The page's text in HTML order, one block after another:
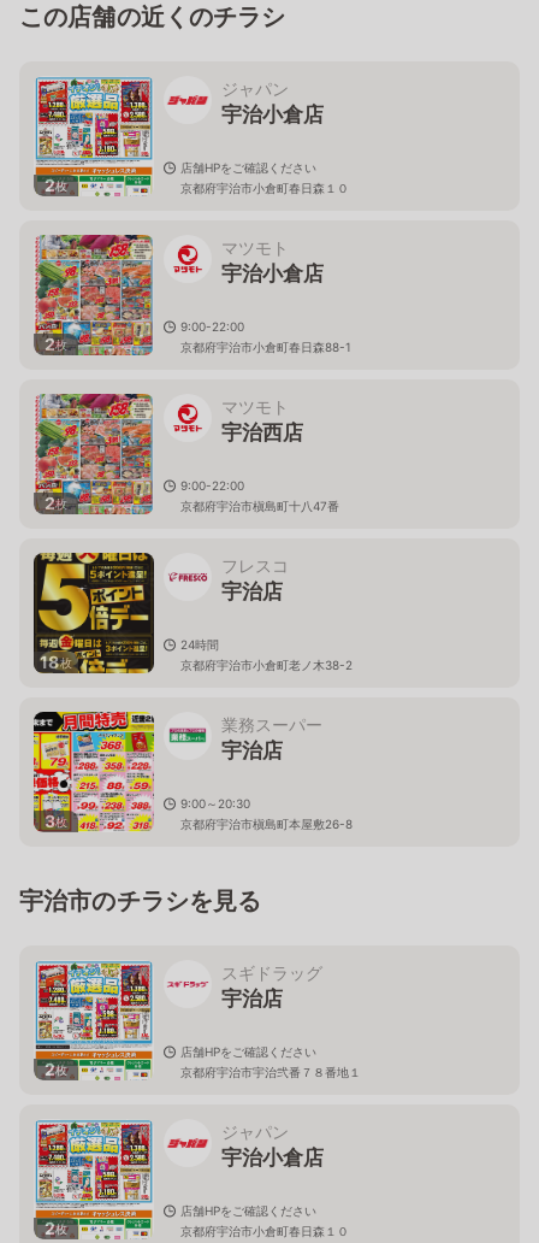
この店舗の近くのチラシ
2枚
ジャパン
宇治小倉店
店舗HPをご確認ください
京都府宇治市小倉町春日森１０
2枚
マツモト
宇治小倉店
9:00-22:00
京都府宇治市小倉町春日森88-1
2枚
マツモト
宇治西店
9:00-22:00
京都府宇治市槇島町十八47番
18枚
フレスコ
宇治店
24時間
京都府宇治市小倉町老ノ木38-2
3枚
業務スーパー
宇治店
9:00～20:30
京都府宇治市槇島町本屋敷26-8
宇治市のチラシを見る
2枚
スギドラッグ
宇治店
店舗HPをご確認ください
京都府宇治市宇治弐番７８番地１
2枚
ジャパン
宇治小倉店
店舗HPをご確認ください
京都府宇治市小倉町春日森１０